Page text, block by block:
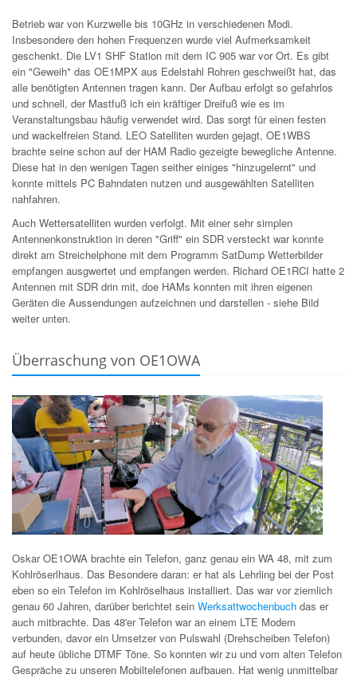
Betrieb war von Kurzwelle bis 10GHz in verschiedenen Modi.
Insbesondere den hohen Frequenzen wurde viel Aufmerksamkeit
geschenkt. Die LV1 SHF Station mit dem IC 905 war vor Ort. Es gibt
ein "Geweih" das OE1MPX aus Edelstahl Rohren geschweißt hat, das
alle benötigten Antennen tragen kann. Der Aufbau erfolgt so gefahrlos
und schnell, der Mastfuß ich ein kräftiger Dreifuß wie es im
Veranstaltungsbau häufig verwendet wird. Das sorgt für einen festen
und wackelfreien Stand. LEO Satelliten wurden gejagt, OE1WBS
brachte seine schon auf der HAM Radio gezeigte bewegliche Antenne.
Diese hat in den wenigen Tagen seither einiges "hinzugelernt" und
konnte mittels PC Bahndaten nutzen und ausgewählten Satelliten
nahfahren.
Auch Wettersatelliten wurden verfolgt. Mit einer sehr simplen
Antennenkonstruktion in deren "Griff" ein SDR versteckt war konnte
direkt am Streichelphone mit dem Programm SatDump Wetterbilder
empfangen ausgwertet und empfangen werden. Richard OE1RCI hatte 2
Antennen mit SDR drin mit, doe HAMs konnten mit ihren eigenen
Geräten die Aussendungen aufzeichnen und darstellen - siehe Bild
weiter unten.
Überraschung von OE1OWA
Oskar OE1OWA brachte ein Telefon, ganz genau ein WA 48, mit zum
Kohlröserlhaus. Das Besondere daran: er hat als Lehrling bei der Post
eben so ein Telefon im Kohlröselhaus installiert. Das war vor ziemlich
genau 60 Jahren, darüber berichtet sein Werksattwochenbuch das er
auch mitbrachte. Das 48'er Telefon war an einem LTE Modem
verbunden, davor ein Umsetzer von Pulswahl (Drehscheiben Telefon)
auf heute übliche DTMF Töne. So konnten wir zu und vom alten Telefon
Gespräche zu unseren Mobiltelefonen aufbauen. Hat wenig unmittelbar